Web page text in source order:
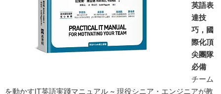
英語表
達技
巧，國
際化頂
尖團隊
必備
チーム
を動かすIT英語実踐マニュアル ~ 現役シニア・エンジニアが教